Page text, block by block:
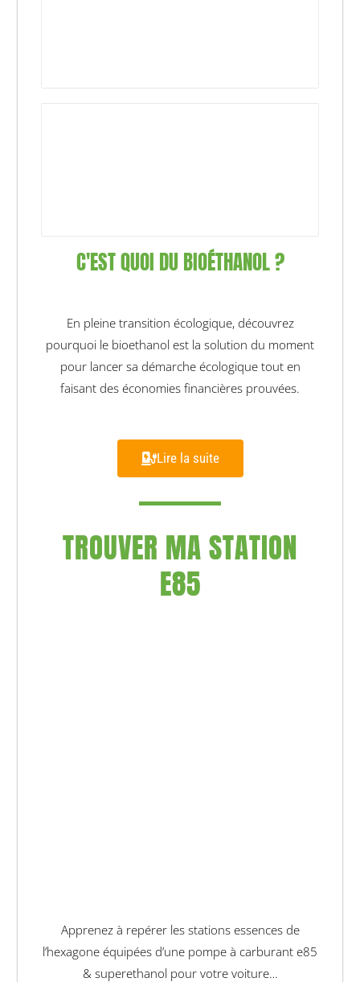
C'EST QUOI DU BIOÉTHANOL ?
En pleine transition écologique, découvrez
pourquoi le bioethanol est la solution du moment
pour lancer sa démarche écologique tout en
faisant des économies financières prouvées.
Lire la suite
TROUVER MA STATION
E85
Apprenez à repérer les stations essences de
l’hexagone équipées d’une pompe à carburant e85
& superethanol pour votre voiture…